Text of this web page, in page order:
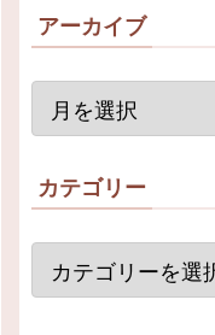
アーカイブ
カテゴリー